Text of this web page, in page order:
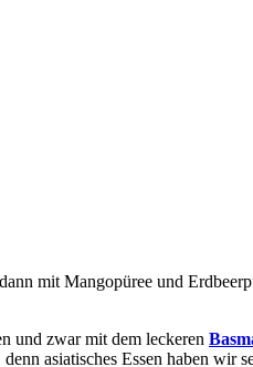
mit Mangopüree und
und zwar mit dem leckeren
asiatisches Essen haben wir